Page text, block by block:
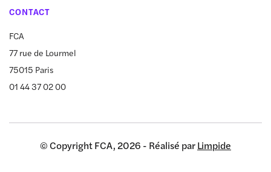
CONTACT
FCA
77 rue de Lourmel
75015 Paris
01 44 37 02 00
© Copyright FCA, 2026 - Réalisé parLimpide